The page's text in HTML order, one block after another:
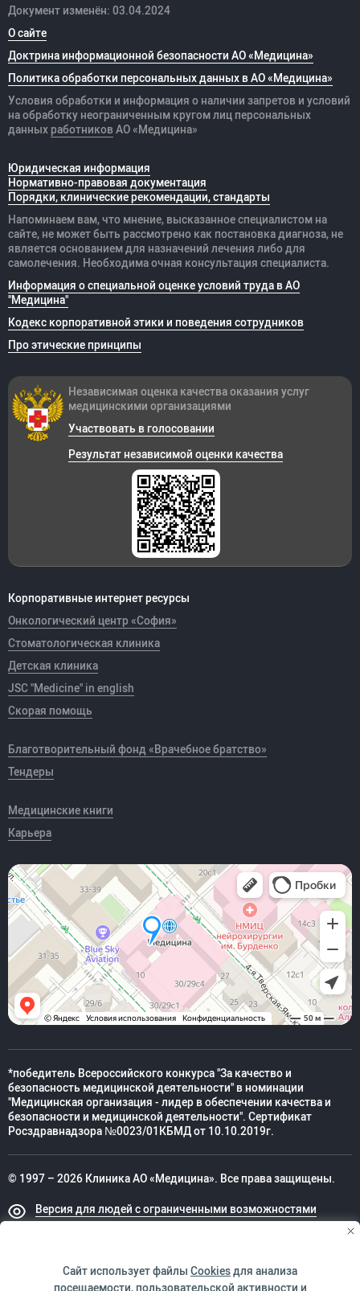
Документ изменён: 03.04.2024
О сайте
Доктрина информационной безопасности АО «Медицина»
Политика обработки персональных данных в АО «Медицина»
Условия обработки и информация о наличии запретов и условий
на обработку неограниченным кругом лиц персональных
данных работников АО «Медицина»
Юридическая информация
Нормативно-правовая документация
Порядки, клинические рекомендации, стандарты
Напоминаем вам, что мнение, высказанное специалистом на
сайте, не может быть рассмотрено как постановка диагноза, не
является основанием для назначений лечения либо для
самолечения. Необходима очная консультация специалиста.
Информация о специальной оценке условий труда в АО
"Медицина"
Кодекс корпоративной этики и поведения сотрудников
Про этические принципы
Корпоративные интернет ресурсы
Онкологический центр «София»
Стоматологическая клиника
Детская клиника
JSC "Medicine" in english
Скорая помощь
Благотворительный фонд «Врачебное братство»
Тендеры
Медицинские книги
Карьера
Независимая оценка качества оказания услуг
медицинскими организациями
Участвовать в голосовании
Результат независимой оценки качества
*победитель Всероссийского конкурса "За качество и
безопасность медицинской деятельности" в номинации
"Медицинская организация - лидер в обеспечении качества и
безопасности и медицинской деятельности". Сертификат
Росздравнадзора №0023/01КБМД от 10.10.2019г.
© 1997 – 2026 Клиника АО «Медицина». Все права защищены.
Версия для людей с ограниченными возможностями
Сайт использует файлы Cookiesдля анализа
посещаемости, пользовательской активности и